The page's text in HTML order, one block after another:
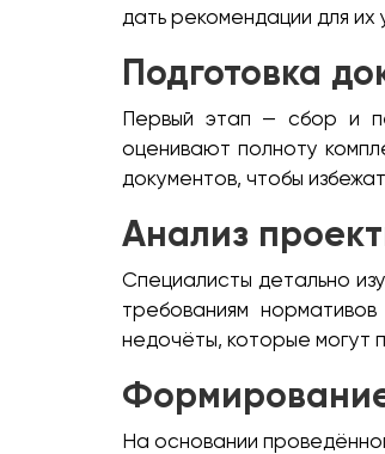
дать рекомендации для
Подготовка
Первый этап — сбор и
оценивают полноту
документов, чтобы
Анализ
Специалисты детально
требованиям
недочёты, которые могут
На основании